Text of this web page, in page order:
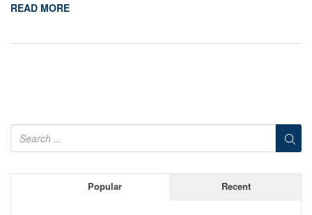
READ MORE
Popular Recent